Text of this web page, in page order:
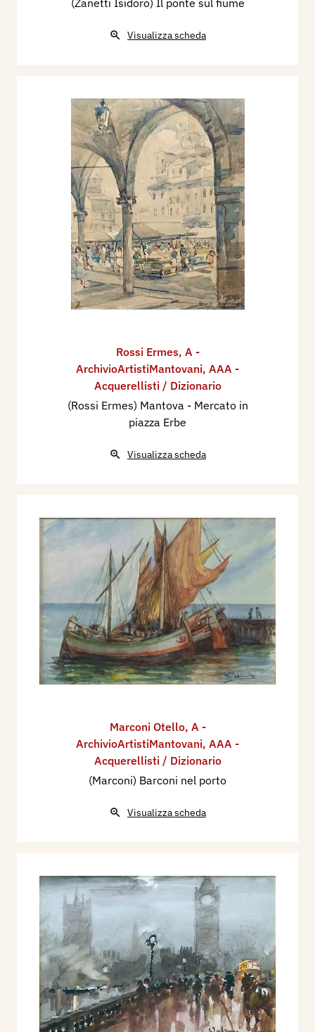
Visualizza scheda
Rossi Ermes, A -
ArchivioArtistiMantovani, AAA -
Acquerellisti / Dizionario
(Rossi Ermes) Mantova - Mercato in
piazza Erbe
Visualizza scheda
Marconi Otello, A -
ArchivioArtistiMantovani, AAA -
Acquerellisti / Dizionario
(Marconi) Barconi nel porto
Visualizza scheda